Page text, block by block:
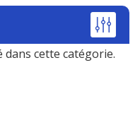
cette catégorie.